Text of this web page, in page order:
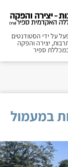
על ידי הסטודנטים
יצירה והפקה
ספיר
במעמול